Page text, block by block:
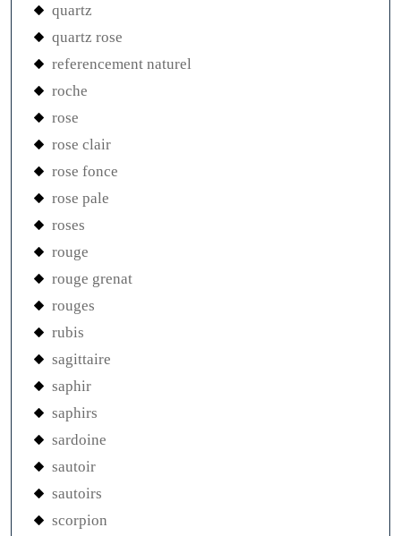
quartz
quartz rose
referencement naturel
roche
rose
rose clair
rose fonce
rose pale
roses
rouge
rouge grenat
rouges
rubis
sagittaire
saphir
saphirs
sardoine
sautoir
sautoirs
scorpion